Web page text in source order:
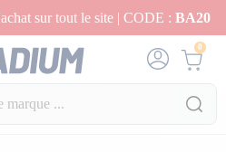
sur tout le site | CODE : BA20
0